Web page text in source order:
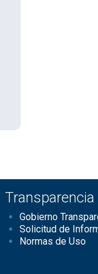
Transparencia
Gobierno
Solicitud de
Normas de Uso